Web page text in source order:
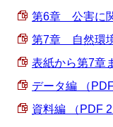
第6章 公害に
第7章 自然環
表紙から第7章
データ編 （
資料編 （PDF